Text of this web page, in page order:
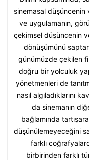
sinemasal düşüncenin
ve uygulamanın,
çekimsel düşüncenin
dönüşümünü
günümüzde çekilen
doğru bir yolculuk
yönetmenleri de
nasıl algıladıklarını
da sinemanın
bağlamında
düşünülemeyeceğini
farklı
birbirinden farklı